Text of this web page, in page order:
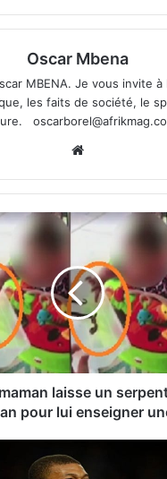
Oscar Mbena
MBENA. Je vous invite
les faits de société, le
laisse un
pour lui enseigner